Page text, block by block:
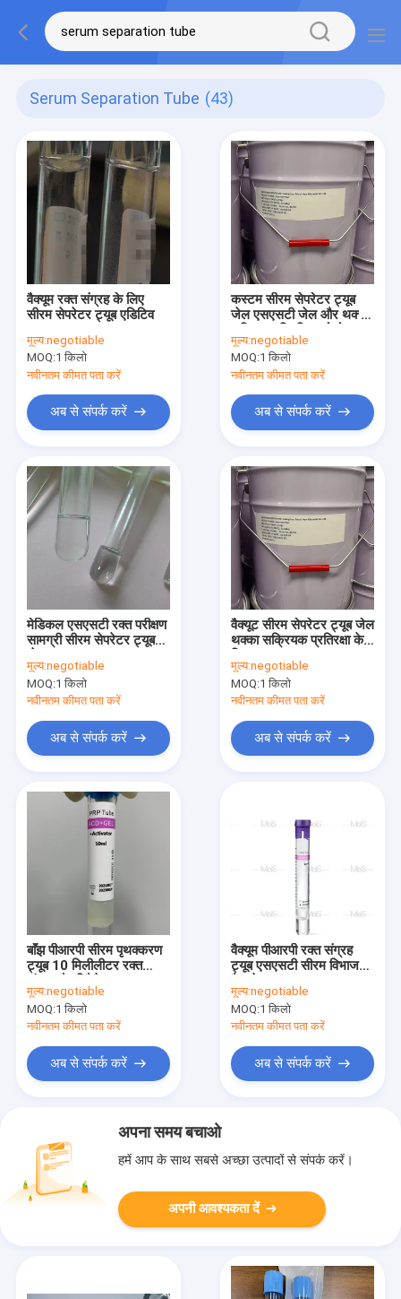
Serum Separation Tube (43)
वैक्यूम रक्त संग्रह के लिए
सीरम सेपरेटर ट्यूब एडिटिव
मूल्य:negotiable
MOQ:1 किलो
नवीनतम कीमत पता करें
अब से संपर्क करें
कस्टम सीरम सेपरेटर ट्यूब
जेल एसएसटी जेल और थक्के
मूल्य:negotiable
MOQ:1 किलो
नवीनतम कीमत पता करें
अब से संपर्क करें
मेडिकल एसएसटी रक्त परीक्षण
सामग्री सीरम सेपरेटर ट्यूब
मूल्य:negotiable
MOQ:1 किलो
नवीनतम कीमत पता करें
अब से संपर्क करें
वैक्यूट सीरम सेपरेटर ट्यूब जेल
थक्का सक्रियक प्रतिरक्षा के
मूल्य:negotiable
MOQ:1 किलो
नवीनतम कीमत पता करें
अब से संपर्क करें
बाँझ पीआरपी सीरम पृथक्करण
ट्यूब 10 मिलीलीटर रक्त
मूल्य:negotiable
MOQ:1 किलो
नवीनतम कीमत पता करें
अब से संपर्क करें
वैक्यूम पीआरपी रक्त संग्रह
ट्यूब एसएसटी सीरम विभाजक
मूल्य:negotiable
MOQ:1 किलो
नवीनतम कीमत पता करें
अब से संपर्क करें
अपना समय बचाओ
हमें आप के साथ सबसे अच्छा उत्पादों से संपर्क करें।
अपनी आवश्यकता दें